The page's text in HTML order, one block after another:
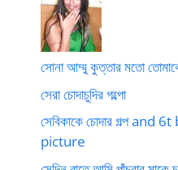
সোনা আম্মু কুত্তার মতো
সেরা চোদাচুদির গল্পো
সেবিকাকে চোদার গল্প
picture